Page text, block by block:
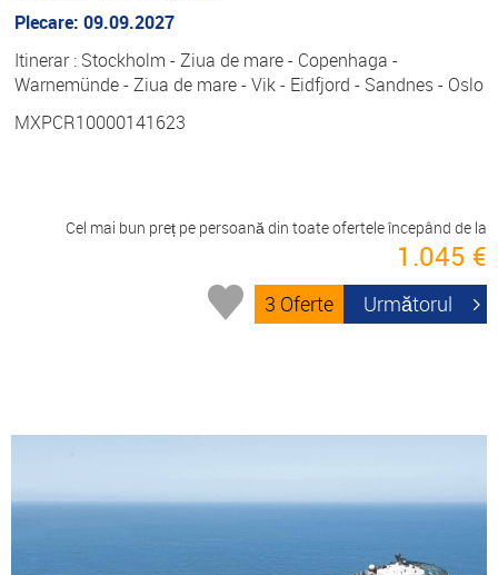
Plecare: 09.09.2027
Itinerar : Stockholm - Ziua de mare - Copenhaga -
Warnemünde - Ziua de mare - Vik - Eidfjord - Sandnes - Oslo
MXPCR10000141623
Cel mai bun preț pe persoană din toate ofertele începând de la
1.045 €
3 Oferte Următorul